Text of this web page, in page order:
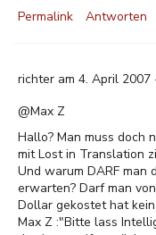
Permalink
Antworten
richter am 4. April 2007
@Max Z
Hallo? Man muss doch
mit Lost in Translation
Und warum DARF man
erwarten? Darf man
Dollar gekostet hat
Max Z :"Bitte lass